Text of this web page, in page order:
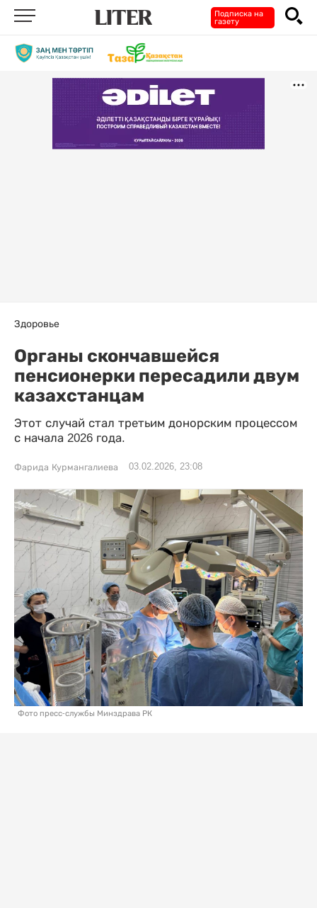
Подписка на
газету
Здоровье
Органы скончавшейся
пенсионерки пересадили двум
казахстанцам
Этот случай стал третьим донорским процессом
с начала 2026 года.
Фарида Курмангалиева 03.02.2026, 23:08
Фото пресс-службы Минздрава РК